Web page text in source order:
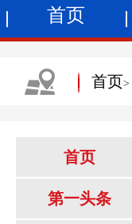
首页
首页>
首页
第一头条